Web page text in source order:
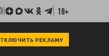
18+
РЕКЛАМУ